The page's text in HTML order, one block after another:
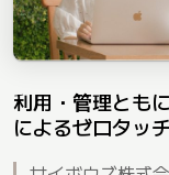
利用・管理とも
によるゼロタッ